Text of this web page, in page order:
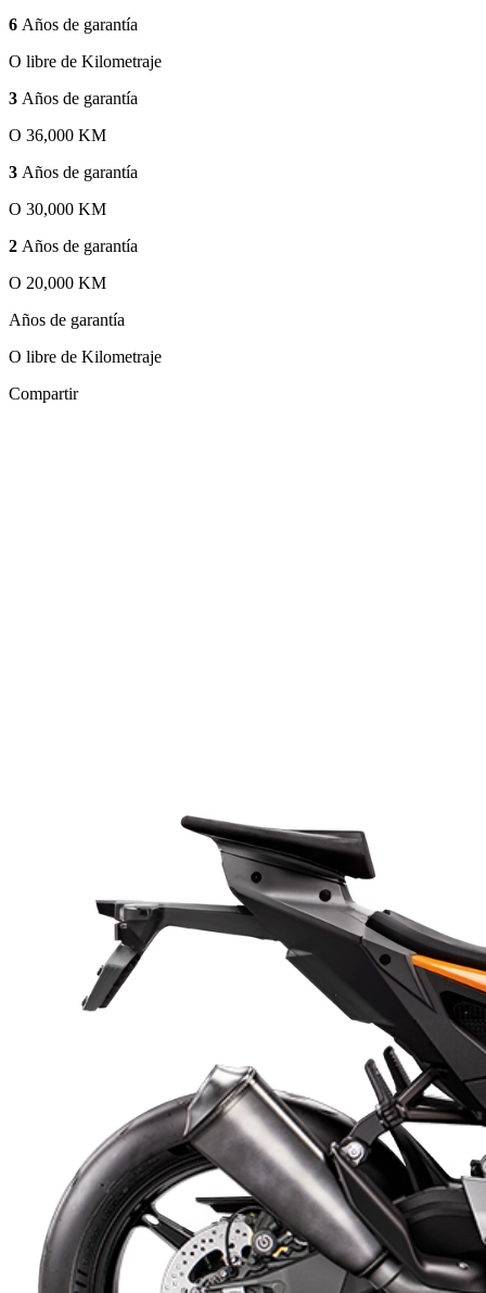
6 Años de garantía
O libre de Kilometraje
3 Años de garantía
O 36,000 KM
3 Años de garantía
O 30,000 KM
2 Años de garantía
O 20,000 KM
Años de garantía
O libre de Kilometraje
Compartir